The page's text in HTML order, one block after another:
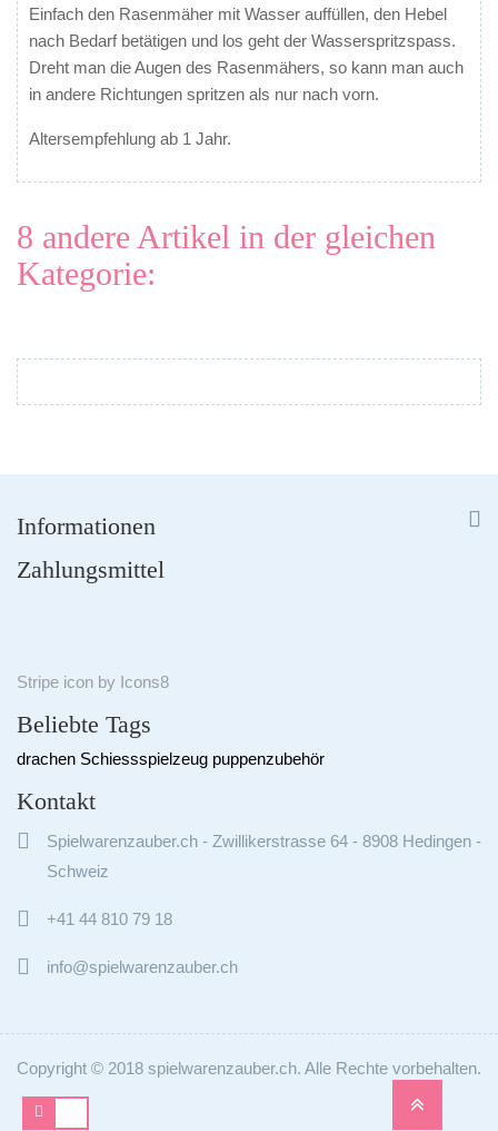
Einfach den Rasenmäher mit Wasser auffüllen, den Hebel
nach Bedarf betätigen und los geht der Wasserspritzspass.
Dreht man die Augen des Rasenmähers, so kann man auch
in andere Richtungen spritzen als nur nach vorn.
Altersempfehlung ab 1 Jahr.
8 andere Artikel in der gleichen
Kategorie:
Informationen 

Zahlungsmittel
Stripe icon by Icons8
Beliebte Tags
drachen Schiessspielzeug puppenzubehör
Kontakt

Spielwarenzauber.ch - Zwillikerstrasse 64 - 8908 Hedingen -
Schweiz
 +41 44 810 79 18
 info@spielwarenzauber.ch
Copyright © 2018 spielwarenzauber.ch. Alle Rechte vorbehalten.